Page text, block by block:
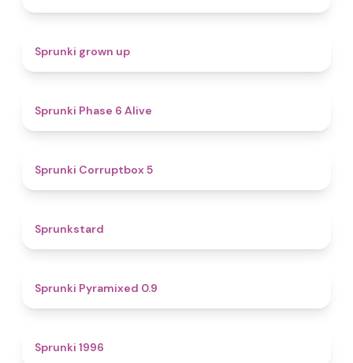
Sprunki grown up
Sprunki Phase 6 Alive
Sprunki Corruptbox 5
Sprunkstard
Sprunki Pyramixed 0.9
Sprunki 1996